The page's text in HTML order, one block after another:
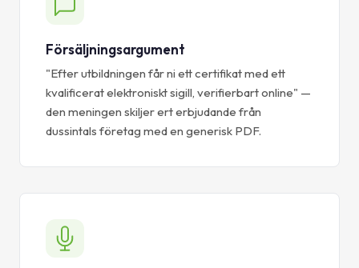
Försäljningsargument
"Efter utbildningen får ni ett certifikat med ett
kvalificerat elektroniskt sigill, verifierbart online" —
den meningen skiljer ert erbjudande från
dussintals företag med en generisk PDF.